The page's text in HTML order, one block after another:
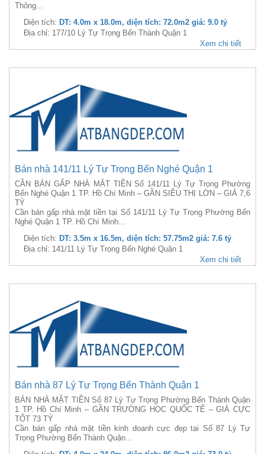
Thông...
Diện tích: DT: 4.0m x 18.0m, diện tích: 72.0m2 giá: 9.0 tỷ
Địa chỉ: 177/10 Lý Tự Trọng Bến Thành Quận 1
Xem chi tiết
Bán nhà 141/11 Lý Tự Trọng Bến Nghé Quận 1
CẦN BÁN GẤP NHÀ MẶT TIỀN Số 141/11 Lý Tự Trọng Phường
Bến Nghé Quận 1 TP. Hồ Chí Minh – GẦN SIÊU THỊ LỚN – GIÁ 7,6
TỶ
Cần bán gấp nhà mặt tiền tại Số 141/11 Lý Tự Trọng Phường Bến
Nghé Quận 1 TP. Hồ Chí Minh...
Diện tích: DT: 3.5m x 16.5m, diện tích: 57.75m2 giá: 7.6 tỷ
Địa chỉ: 141/11 Lý Tự Trọng Bến Nghé Quận 1
Xem chi tiết
Bán nhà 87 Lý Tự Trọng Bến Thành Quận 1
BÁN NHÀ MẶT TIỀN Số 87 Lý Tự Trọng Phường Bến Thành Quận
1 TP. Hồ Chí Minh – GẦN TRƯỜNG HỌC QUỐC TẾ – GIÁ CỰC
TỐT 73 TỶ
Cần bán gấp nhà mặt tiền kinh doanh cực đẹp tại Số 87 Lý Tự
Trọng Phường Bến Thành Quận...